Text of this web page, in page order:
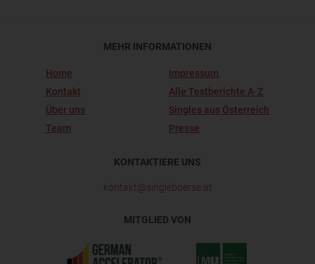
MEHR INFORMATIONEN
Home
Kontakt
Über uns
Team
Impressum
Alle Testberichte A-Z
Singles aus Österreich
Presse
KONTAKTIERE UNS
kontakt@singleboerse.at
MITGLIED VON